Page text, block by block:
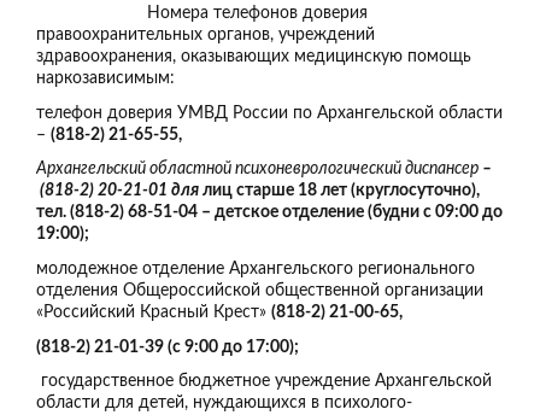
Номера телефонов доверия
правоохранительных органов, учреждений
здравоохранения, оказывающих медицинскую помощь
наркозависимым:
телефон доверия УМВД России по Архангельской области
– (818-2) 21-65-55,
Архангельский областной психоневрологический диспансер –
(818-2) 20-21-01 для лиц старше 18 лет (круглосуточно),
тел. (818-2) 68-51-04 – детское отделение (будни с 09:00 до
19:00);
молодежное отделение Архангельского регионального
отделения Общероссийской общественной организации
«Российский Красный Крест» (818-2) 21-00-65,
(818-2) 21-01-39 (с 9:00 до 17:00);
государственное бюджетное учреждение Архангельской
области для детей, нуждающихся в психолого-